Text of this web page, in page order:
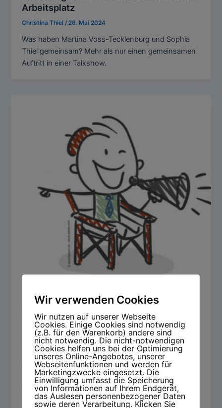
Arbeitsplatz
Christina Thiel /26. Mai 2024
Was haben Martina Voss-Tecklenburg und Sophia
Thiel gemeinsam? Mehr als nur einen gemeinsamen
Auftritt in einer Talkshow.
Gesunde Führung Stressprävention
Die Kunst der Gesunden Führung:
Strategien für Führungskräfte im
Zeitalter des Fachkräftemangels
Christina Thiel/22. März 2024
Als Führungskraft stehen Sie vor zahlreichen
Herausforderungen in der heutigen Arbeitswelt. Der
Wir verwenden Cookies
Wir nutzen auf unserer Webseite
Cookies. Einige Cookies sind notwendig
(z.B. für den Warenkorb) andere sind
nicht notwendig. Die nicht-notwendigen
Cookies helfen uns bei der Optimierung
unseres Online-Angebotes, unserer
Webseitenfunktionen und werden für
Marketingzwecke eingesetzt. Die
Einwilligung umfasst die Speicherung
von Informationen auf Ihrem Endgerät,
das Auslesen personenbezogener Daten
sowie deren Verarbeitung. Klicken Sie